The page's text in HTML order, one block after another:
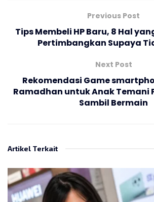
Previous Post
Tips Membeli HP Baru, 8 Hal
Pertimbangkan Supaya
Next Post
Rekomendasi Game
Ramadhan untuk Anak Temani
Sambil Bermain
Artikel Terkait